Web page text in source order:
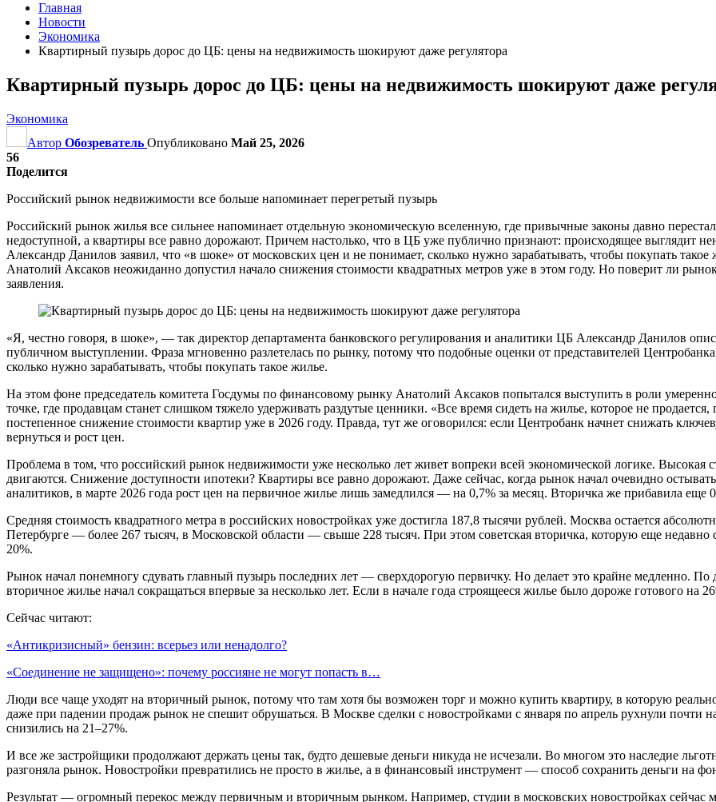
Главная
Новости
Экономика
Квартирный пузырь дорос до ЦБ: цены на недвижимость шокируют даже регулятора
Квартирный пузырь дорос до ЦБ: цены на недвижимость шокируют даже
Экономика
Автор Обозреватель Опубликовано Май 25, 2026
56
Поделится
Российский рынок недвижимости все больше напоминает перегретый пузырь
Российский рынок жилья все сильнее напоминает отдельную экономическую вселенную, где привычные законы давно
недоступной, а квартиры все равно дорожают. Причем настолько, что в ЦБ уже публично признают: происходящее выглядит
Александр Данилов заявил, что «в шоке» от московских цен и не понимает, сколько нужно зарабатывать, чтобы покупать
Анатолий Аксаков неожиданно допустил начало снижения стоимости квадратных метров уже в этом году. Но поверит ли
заявления.
«Я, честно говоря, в шоке», — так директор департамента банковского регулирования и аналитики ЦБ Александр Данилов
публичном выступлении. Фраза мгновенно разлетелась по рынку, потому что подобные оценки от представителей
сколько нужно зарабатывать, чтобы покупать такое жилье.
На этом фоне председатель комитета Госдумы по финансовому рынку Анатолий Аксаков попытался выступить в роли
точке, где продавцам станет слишком тяжело удерживать раздутые ценники. «Все время сидеть на жилье, которое не
постепенное снижение стоимости квартир уже в 2026 году. Правда, тут же оговорился: если Центробанк начнет снижать
вернуться и рост цен.
Проблема в том, что российский рынок недвижимости уже несколько лет живет вопреки всей экономической логике. Высокая
двигаются. Снижение доступности ипотеки? Квартиры все равно дорожают. Даже сейчас, когда рынок начал очевидно
аналитиков, в марте 2026 года рост цен на первичное жилье лишь замедлился — на 0,7% за месяц. Вторичка же прибавила еще
Средняя стоимость квадратного метра в российских новостройках уже достигла 187,8 тысячи рублей. Москва остается
Петербурге — более 267 тысяч, в Московской области — свыше 228 тысяч. При этом советская вторичка, которую еще недавно
20%.
Рынок начал понемногу сдувать главный пузырь последних лет — сверхдорогую первичку. Но делает это крайне медленно.
вторичное жилье начал сокращаться впервые за несколько лет. Если в начале года строящееся жилье было дороже готового на
Сейчас читают:
«Антикризисный» бензин: всерьез или ненадолго?
«Соединение не защищено»: почему россияне не могут попасть в…
Люди все чаще уходят на вторичный рынок, потому что там хотя бы возможен торг и можно купить квартиру, в которую
даже при падении продаж рынок не спешит обрушаться. В Москве сделки с новостройками с января по апрель рухнули почти
снизились на 21–27%.
И все же застройщики продолжают держать цены так, будто дешевые деньги никуда не исчезали. Во многом это наследие
разгоняла рынок. Новостройки превратились не просто в жилье, а в финансовый инструмент — способ сохранить деньги на
Результат — огромный перекос между первичным и вторичным рынком. Например, студии в московских новостройках сейчас